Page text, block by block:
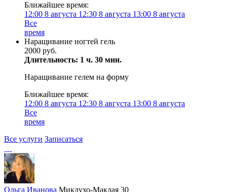
Ближайшее время:
12:00 8 августа 12:30 8 августа 13:00 8 августа
Все
время
Наращивание ногтей гель
2000 руб.
Длительность: 1 ч. 30 мин.
Наращивание гелем на форму
Ближайшее время:
12:00 8 августа 12:30 8 августа 13:00 8 августа
Все
время
Все услуги Записаться
Ольга Иванова Миклухо-Маклая 30